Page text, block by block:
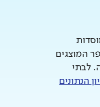
המוצגים
לבתי
הנתונים